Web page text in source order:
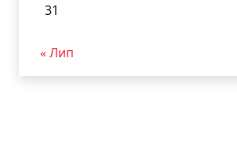
31
« Лип